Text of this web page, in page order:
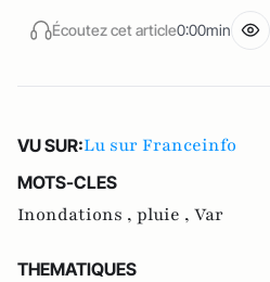
Écoutez cet article0:00min
VU SUR:Lu sur Franceinfo
MOTS-CLES
Inondations , pluie , Var
THEMATIQUES